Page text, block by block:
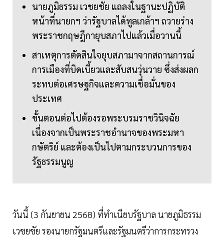
นายภูมิธรรม เวชยชัย แถลงในฐานะปฏิบัติ
หน้าที่นายกฯ ว่ารัฐบาลได้ทูลเกล้าฯ ถวายร่าง
พระราชกฤษฎีกายุบสภาไปแล้วเมื่อวานนี้
สาเหตุการตัดสินใจยุบสภามาจากสถานการณ์
การเมืองที่บิดเบี้ยวและสับสนวุ่นวาย ซึ่งส่งผลก
ระทบต่อเศรษฐกิจและความเชื่อมั่นของ
ประเทศ
ขั้นตอนต่อไปต้องรอพระบรมราชวินิจฉัย
เนื่องจากเป็นพระราชอำนาจของพระมหา
กษัตริย์ และต้องเป็นไปตามกระบวนการของ
รัฐธรรมนูญ
วันนี้ (3 กันยายน 2568) ที่ทำเนียบรัฐบาล นายภูมิธรรม
เวชยชัย รองนายกรัฐมนตรีและรัฐมนตรีว่าการกระทรวง